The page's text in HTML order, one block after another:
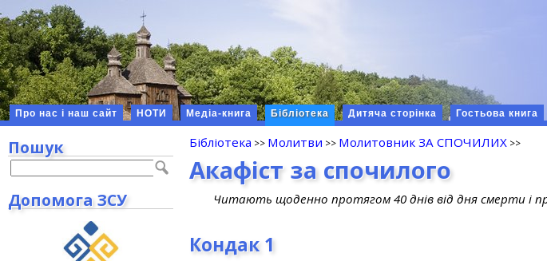
Про нас і наш сайт НОТИ Медіа-книга Бібліотека Дитяча сторінка Гостьова книга
Бібліотека Молитви Молитовник ЗА СПОЧИЛИХ
Акафіст за спочилого
Читають щоденно протягом 40 днів від дня смерти і
Кондак 1
Пошук
Допомога ЗСУ